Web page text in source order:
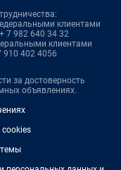
клиентами
7 982 640 34 32
клиентами
910 402 4056
за достоверность
объявлениях.